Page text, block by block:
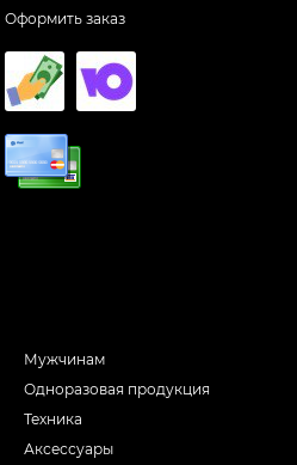
Оформить заказ
Мужчинам
Одноразовая продукция
Техника
Аксессуары